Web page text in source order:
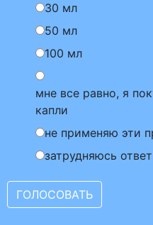
30 мл
50 мл
100 мл
мне все равно, я
капли
не применяю эти
затрудняюсь